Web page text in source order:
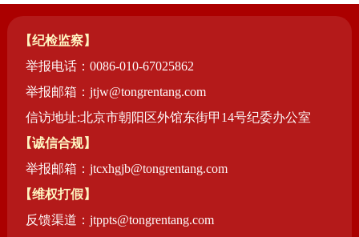
博物
【纪检监察】
举报电话：0086-010-67025862
举报邮箱：jtjw@tongrentang.com
信访地址:北京市朝阳区外馆东街甲14号纪委办公室
【诚信合规】
举报邮箱：jtcxhgjb@tongrentang.com
【维权打假】
反馈渠道：jtppts@tongrentang.com